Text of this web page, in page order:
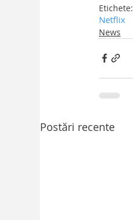
Etichete:
Netflix
News
Postări recente